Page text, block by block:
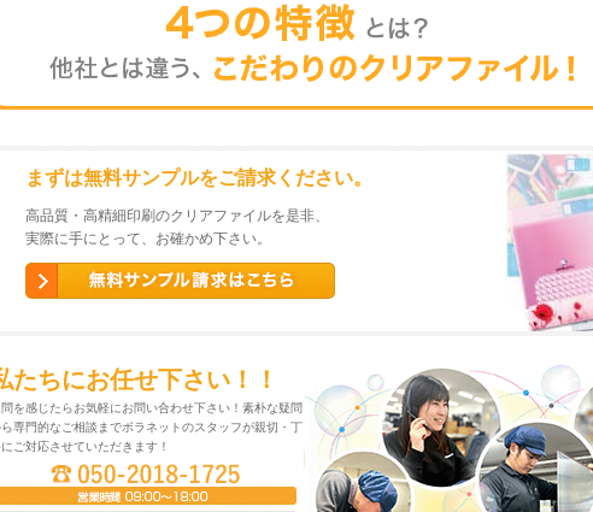
まずは無料サンプルをご請求ください。
高品質・高精細印刷のクリアファイルを是非、
実際に手にとって、お確かめ下さい。
たちにお任せ下さい！！
問を感じたらお気軽にお問い合わせ下さい！素朴な疑問
専門的なご相談までボラネットのスタッフが親切・丁
ご対応させていただきます！